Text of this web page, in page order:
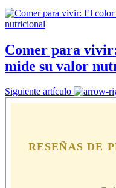
Comer para
mide su valor
Siguiente artículo